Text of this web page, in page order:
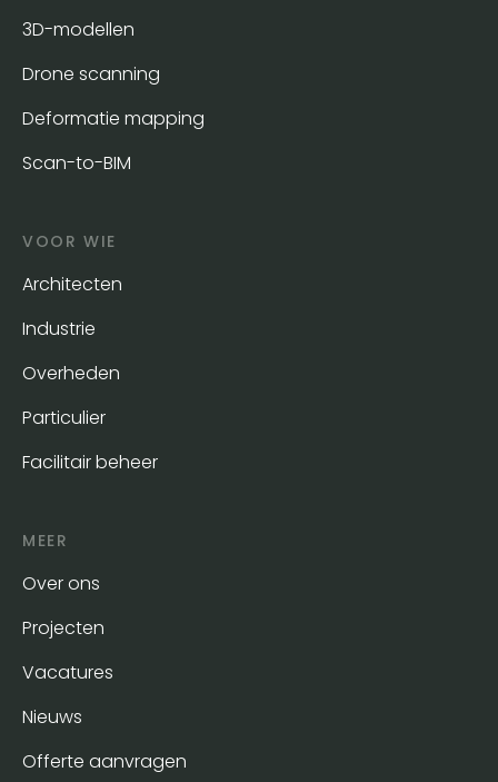
3D-modellen
Drone scanning
Deformatie mapping
Scan-to-BIM
VOOR WIE
Architecten
Industrie
Overheden
Particulier
Facilitair beheer
MEER
Over ons
Projecten
Vacatures
Nieuws
Offerte aanvragen